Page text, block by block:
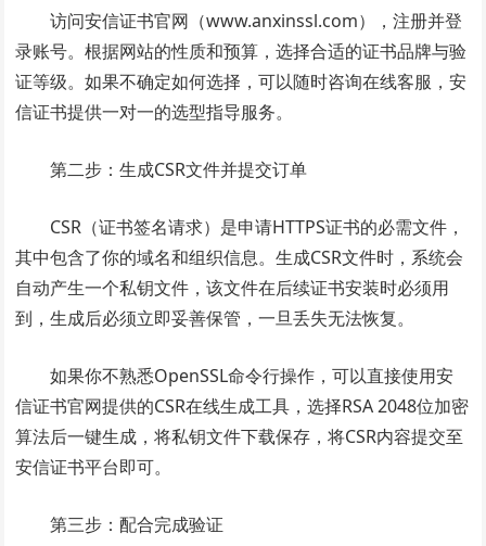
访问安信证书官网（www.anxinssl.com），注册并登
录账号。根据网站的性质和预算，选择合适的证书品牌与验
证等级。如果不确定如何选择，可以随时咨询在线客服，安
信证书提供一对一的选型指导服务。
第二步：生成CSR文件并提交订单
CSR（证书签名请求）是申请HTTPS证书的必需文件，
其中包含了你的域名和组织信息。生成CSR文件时，系统会
自动产生一个私钥文件，该文件在后续证书安装时必须用
到，生成后必须立即妥善保管，一旦丢失无法恢复。
如果你不熟悉OpenSSL命令行操作，可以直接使用安
信证书官网提供的CSR在线生成工具，选择RSA 2048位加密
算法后一键生成，将私钥文件下载保存，将CSR内容提交至
安信证书平台即可。
第三步：配合完成验证